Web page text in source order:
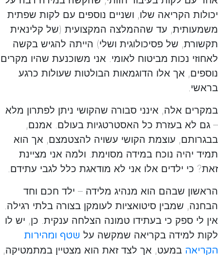
יכולות הקריאה שלו, ושניים נוספים עם לקות שפתית
משמעותית, עד שההמלצה המקצועית (של קלינאית
תקשורת, של פסיכולוגית ושלי) הייתה להגיש בקשה
לאחוזי נכות מביטוח לאומי. אני משוכנעת שהיו מקרים
נוספים, אך אלו הדוגמאות הבולטות שעולות כרגע
בראשי.
במקרים אלה, אינני סבורה שהקושי ניתן לפתרון מלא
– גם לא בעזרת כל האסטרטגיות בעולם. אמנם,
בבגרותם, עוצמת הקושי עשויה להצטמצם, אך הוא
תמיד יהיה נוכח במידה מסוימת. ולמה אני מציינת
זאת? כי ילדים אלו אני לא מודאגת כלל לגבי עתידם.
הראשון שבהם הוא מנהיג מלידה – ילד חכם וחד
הבחנה, שמבין סיטואציות לעומקן בצורה בלתי רגילה.
אין לי ספק כי בעתידו טמונה הצלחה ענקית. כן, יש לו
לקות למידה בקריאה שמקשה על שטף ומהירות
הקריאה במעט, אך לצד זאת הוא מצטיין במתמטיקה,